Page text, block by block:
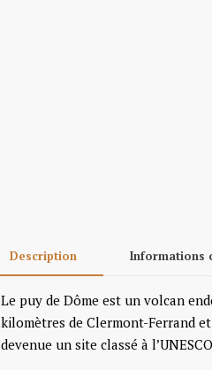
Description Informations
Le puy de Dôme est un volcan
kilomètres de Clermont-Ferrand
devenue un site classé à